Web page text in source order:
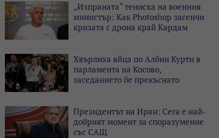
„Изпраната“ тениска на военния
министър: Как Photoshop засенчи
кризата с дрона край Кардам
Хвърлиха яйца по Албин Курти в
парламента на Косово,
заседанието бе прекъснато
Президентът на Иран: Сега е най-
добрият момент за споразумение
със САЩ